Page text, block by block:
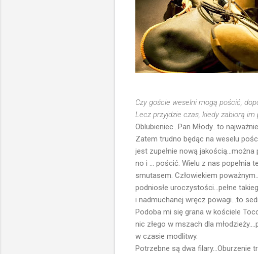
Czy goście weselni mogą pościć,
Lecz przyjdzie czas, kiedy zabiorą
Oblubieniec...Pan Młody...to
Zatem trudno będąc na weselu
jest zupełnie nową
no i ... pościć. Wielu z nas popełnia
smutasem. Człowiekiem
podniosłe uroczystości...pełne
i nadmuchanej wręcz powagi...to
Podoba mi się grana w kościele
nic złego w mszach dla
w czasie modlitwy.
Potrzebne są dwa filary...Oburzenie